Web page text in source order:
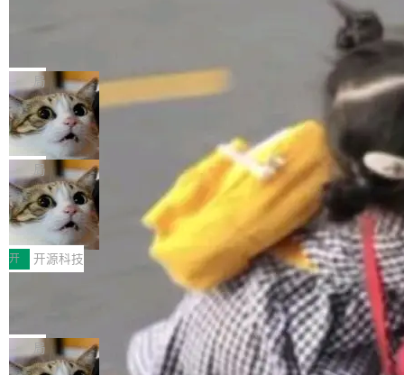
库之一。你的操作系统、浏览器、无数的基础设
施软件，很可能都在用它。而过去十年，维护它
的人一直在用业余...
gi?id=2019042">Bug&nbsp;2019042</a>）</l
i> <li>现在，助手可以直接使用 Exa 的网络搜索
结果回答问题，而无需将问题转交给搜索引擎。
（<a href="https://bugzilla.mozilla.org/show_
bug.cgi?id=204...
的 npm 包。项目的核心论点是：容器不适合 Ag
ent 计算。真正适合的，是 Isolate。 Cloudflare
工程师在这件事上没什么可谦虚的——他们用 W
orkers 跑了十年 Isolate。用 CEO Matthew Pri
nce 的话说：「我们一生都在用 Isolate 运行代
码，而 AI Agent 不需要容器，它们需要的是 Iso
late。」 容器为什么不合适 容器的问题在于启动
和销毁都太重了。一个 Agent 要执行的任务可能
只需要几毫秒的 CPU 时间，但容器从冷启动到
就绪要花数秒。如果未来有十...
局
OpenAI 公开邮件和聊天记录回应苹果
诉讼，称“Apple is getting this wron
g”
上个月，苹果一纸诉状把 OpenAI 告上法庭，指
控其挖角苹果前员工并窃取商业秘密。苹果的诉
状把 OpenAI 描述成一个系统性地从前东家挖
人、套取机密信息的对手。 OpenAI 没发律师
函，也没选择庭外沉默。它在官网贴了一篇博
文，标题只有六个字：Apple is getting this wro
ng。 然后，它把邮件往来和 iMessage 聊天记
录全贴了出来。 他发错人了 苹果外部律师 Gabr
iel Gross 来自 Weil 律所，2 月 23 日下午 5:53
给 OpenAI 总法律顾问 Che Chang 发了封邮
件，附了一封长信，要求 OpenAI 配合调查前苹
局
HUAWEI MatePad Edge上架WorkBu
ddy鸿蒙PC版，说话就能干活的AI办公
搭子
全能AI工作台WorkBuddy鸿蒙PC版上架HUAWE
I MatePad Edge应用市场，直接下载即可使
用，与鸿蒙电脑上的体验一致。值得一提的是，
这是目前市面上唯一支持平板接入WorkBuddy P
C版的产品，搭载“人机双写”重磅功能——你写
你的，AI写AI的，同屏协作互不干扰。一句话让
AI帮你干活，现在开启全新体验！ 温馨提示：
开 开源科技
FFmpeg 9.0 发布：代号“Lei”，以此纪
全球知名开源多媒体框架 FFmpeg 今天正式发
布了 9.0 版本。这个版本除了带来新一代音视频
处理能力和硬件加速支持之外，还有一个特殊之
局